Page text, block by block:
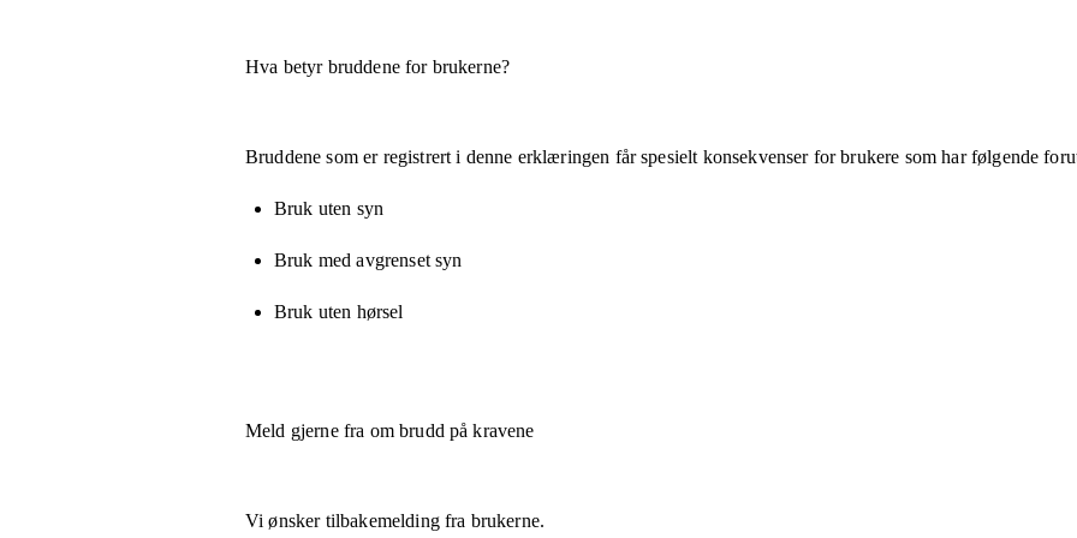
Hva betyr bruddene for brukerne?
Bruddene som er registrert i denne erklæringen får spesielt konsekvenser for brukere som har følgende
Bruk uten syn
Bruk med avgrenset syn
Bruk uten hørsel
Meld gjerne fra om brudd på kravene
Vi ønsker tilbakemelding fra brukerne.